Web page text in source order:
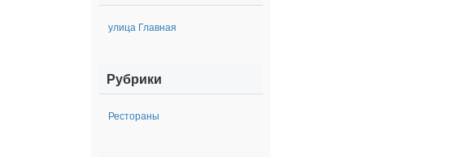
улица Главная
Рубрики
Рестораны